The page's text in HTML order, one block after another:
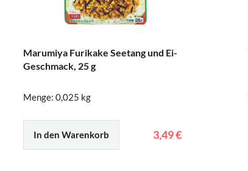
Marumiya Furikake Seetang und Ei-
Geschmack, 25 g
Menge: 0,025 kg
In den Warenkorb 3,49 €